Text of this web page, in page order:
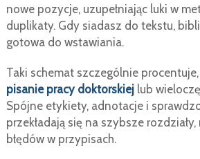
nowe pozycje, uzupełniając luki w
duplikaty. Gdy siadasz do tekstu,
gotowa do wstawiania.
Taki schemat szczególnie
pisanie pracy doktorskiejlub
Spójne etykiety, adnotacje i
przekładają się na szybsze
błędów w przypisach.